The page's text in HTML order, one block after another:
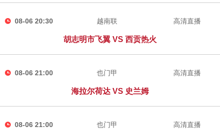
08-06 20:30 越南联
胡志明市飞翼 VS 西贡热火
高清直播
08-06 21:00 也门甲
海拉尔荷达 VS 史兰姆
高清直播
08-06 21:00 也门甲 高清直播